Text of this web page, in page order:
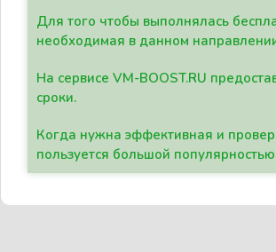
Для того чтобы выполнялась
необходимая в данном
На сервисе VM-BOOST.RU
сроки.
Когда нужна эффективная и
пользуется большой